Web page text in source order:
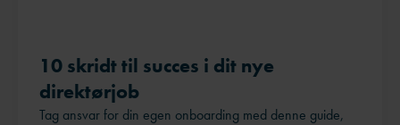
10 skridt til succes i dit nye
direktørjob
Tag ansvar for din egen onboarding med denne guide,